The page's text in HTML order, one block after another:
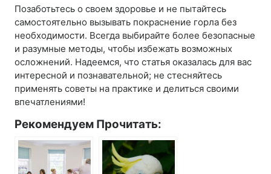
Позаботьтесь о своем здоровье и не пытайтесь
самостоятельно вызывать покраснение горла без
необходимости. Всегда выбирайте более безопасные
и разумные методы, чтобы избежать возможных
осложнений. Надеемся, что статья оказалась для вас
интересной и познавательной; не стесняйтесь
применять советы на практике и делиться своими
впечатлениями!
Рекомендуем Прочитать: